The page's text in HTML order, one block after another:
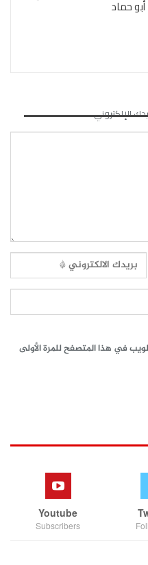
أبو حماد
الإلكتروني.
في هذا المتصفح للمرة الأولى
Youtube
Subscribers